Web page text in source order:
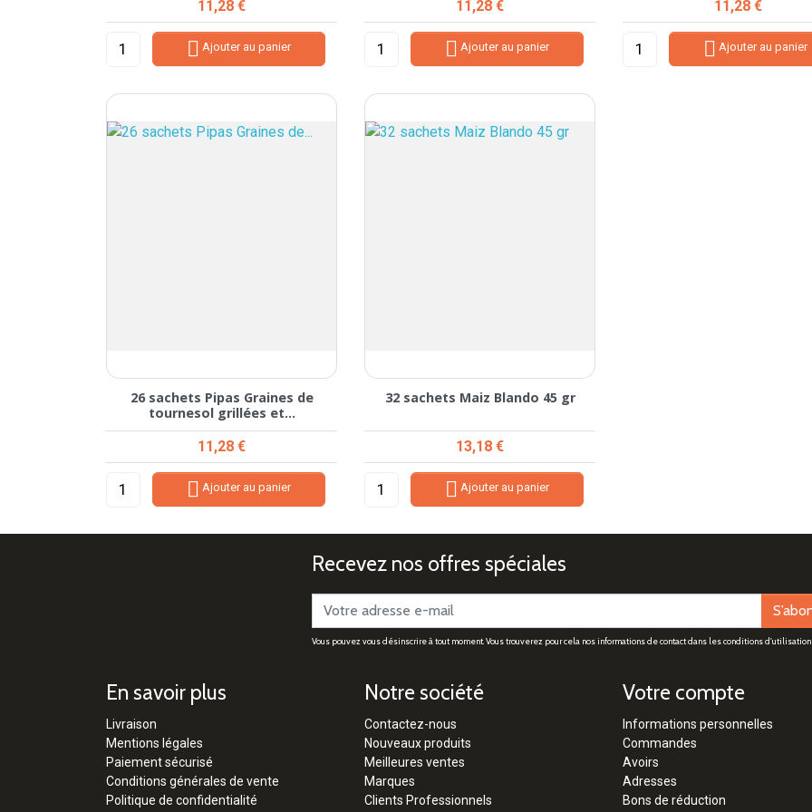
Prix
11,28 €
 Ajouter au panier
Prix
11,28 €
 Ajouter au panier
Prix
11,28 €
 Ajouter au panier
26 sachets Pipas Graines de
tournesol grillées et...
Prix
11,28 €
 Ajouter au panier
32 sachets Maiz Blando 45 gr
Prix
13,18 €
 Ajouter au panier
Recevez nos offres spéciales
Vous pouvez vous désinscrire à tout moment. Vous trouverez pour cela nos informations de contact dans les conditions d'utilisation
En savoir plus
Livraison
Mentions légales
Paiement sécurisé
Conditions générales de vente
Politique de confidentialité
Notre société
Contactez-nous
Nouveaux produits
Meilleures ventes
Marques
Clients Professionnels
Votre compte
Informations personnelles
Commandes
Avoirs
Adresses
Bons de réduction